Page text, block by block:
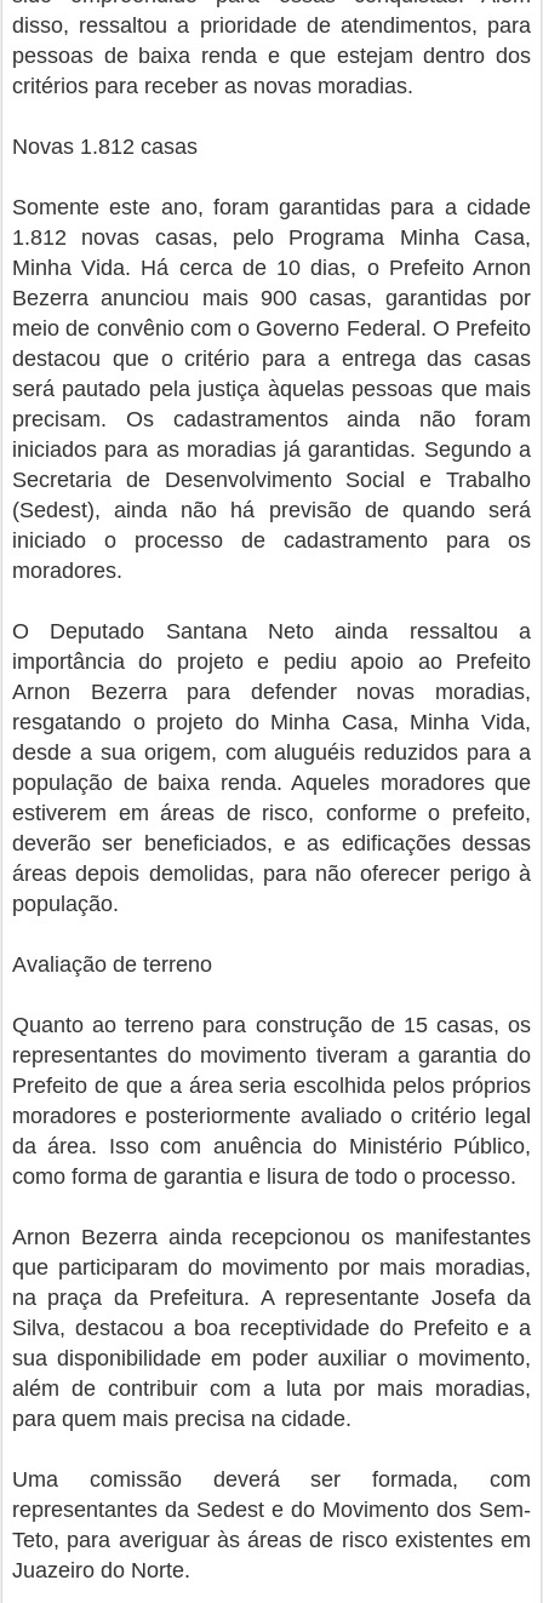
disso, ressaltou a prioridade de atendimentos, para
pessoas de baixa renda e que estejam dentro dos
critérios para receber as novas moradias.
Novas 1.812 casas
Somente este ano, foram garantidas para a cidade
1.812 novas casas, pelo Programa Minha Casa,
Minha Vida. Há cerca de 10 dias, o Prefeito Arnon
Bezerra anunciou mais 900 casas, garantidas por
meio de convênio com o Governo Federal. O Prefeito
destacou que o critério para a entrega das casas
será pautado pela justiça àquelas pessoas que mais
precisam. Os cadastramentos ainda não foram
iniciados para as moradias já garantidas. Segundo a
Secretaria de Desenvolvimento Social e Trabalho
(Sedest), ainda não há previsão de quando será
iniciado o processo de cadastramento para os
moradores.
O Deputado Santana Neto ainda ressaltou a
importância do projeto e pediu apoio ao Prefeito
Arnon Bezerra para defender novas moradias,
resgatando o projeto do Minha Casa, Minha Vida,
desde a sua origem, com aluguéis reduzidos para a
população de baixa renda. Aqueles moradores que
estiverem em áreas de risco, conforme o prefeito,
deverão ser beneficiados, e as edificações dessas
áreas depois demolidas, para não oferecer perigo à
população.
Avaliação de terreno
Quanto ao terreno para construção de 15 casas, os
representantes do movimento tiveram a garantia do
Prefeito de que a área seria escolhida pelos próprios
moradores e posteriormente avaliado o critério legal
da área. Isso com anuência do Ministério Público,
como forma de garantia e lisura de todo o processo.
Arnon Bezerra ainda recepcionou os manifestantes
que participaram do movimento por mais moradias,
na praça da Prefeitura. A representante Josefa da
Silva, destacou a boa receptividade do Prefeito e a
sua disponibilidade em poder auxiliar o movimento,
além de contribuir com a luta por mais moradias,
para quem mais precisa na cidade.
Uma comissão deverá ser formada, com
representantes da Sedest e do Movimento dos Sem-
Teto, para averiguar às áreas de risco existentes em
Juazeiro do Norte.